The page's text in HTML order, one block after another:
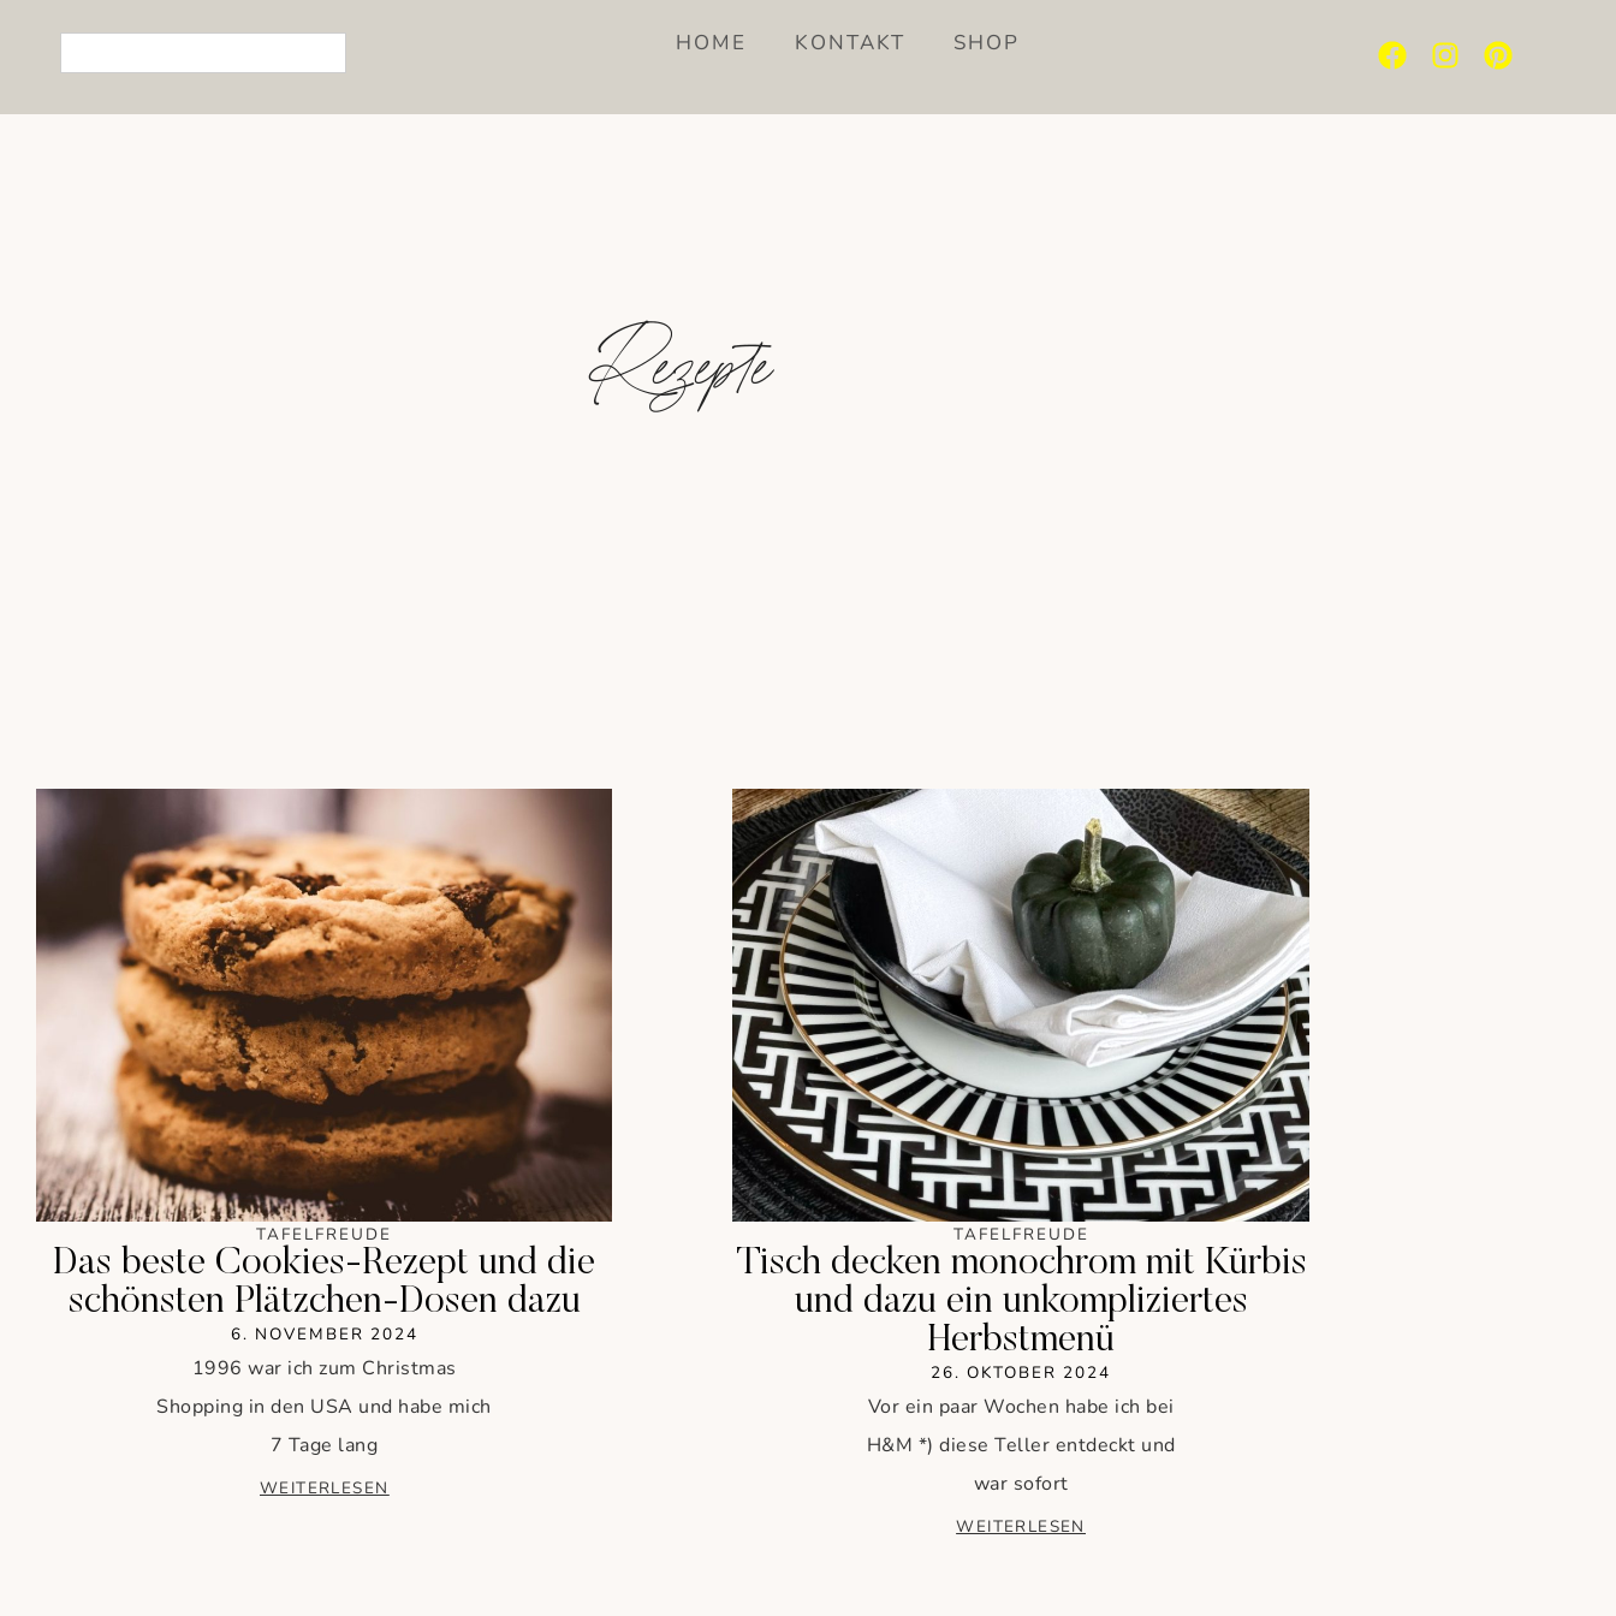
HOME KONTAKT SHOP
Rezepte
TAFELFREUDE
Das beste Cookies-Rezept und die
schönsten Plätzchen-Dosen dazu
6. NOVEMBER 2024
1996 war ich zum Christmas
Shopping in den USA und habe mich
7 Tage lang
WEITERLESEN
TAFELFREUDE
Tisch decken monochrom mit Kürbis
und dazu ein unkompliziertes
Herbstmenü
26. OKTOBER 2024
Vor ein paar Wochen habe ich bei
H&M *) diese Teller entdeckt und
war sofort
WEITERLESEN